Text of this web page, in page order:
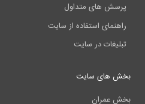
پرسش های متداول
راهنمای استفاده از سایت
تبلیغات در سایت
بخش های سایت
بخش عمران